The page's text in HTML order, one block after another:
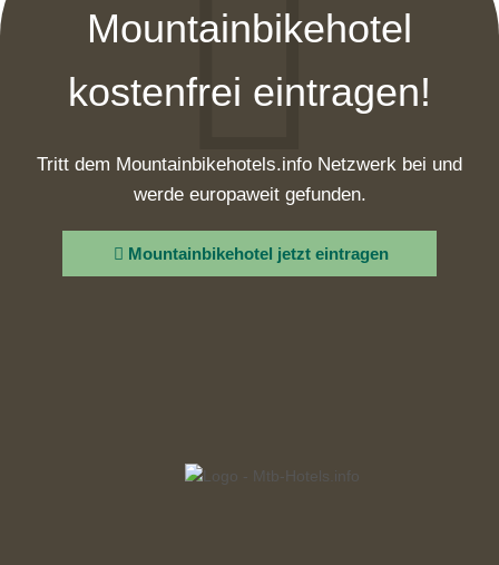
Mountainbikehotel
kostenfrei eintragen!
Tritt dem Mountainbikehotels.info Netzwerk bei und
werde europaweit gefunden.
Mountainbikehotel jetzt eintragen